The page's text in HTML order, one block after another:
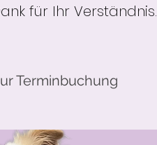
für Ihr Verständnis.
Terminbuchung